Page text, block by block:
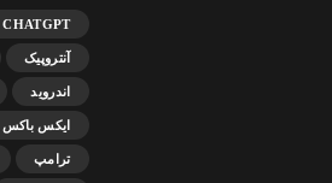
CHATGPT
آنتروپیک
اندروید
ایکس باکس
ترامپ